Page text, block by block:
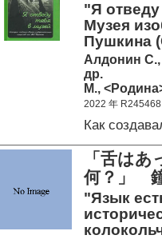
"Я
Музея
Пушкина
Алдонин
др.
М.,
2022 年 R245468
Как
「舌は
何？」
"Язык